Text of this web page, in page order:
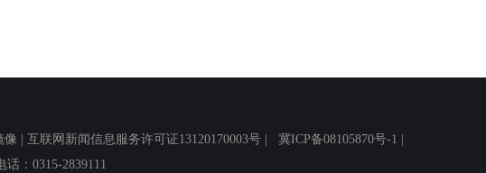
互联网新闻信息服务许可证13120170003号 | 冀ICP备08105870号-1
：0315-2839111